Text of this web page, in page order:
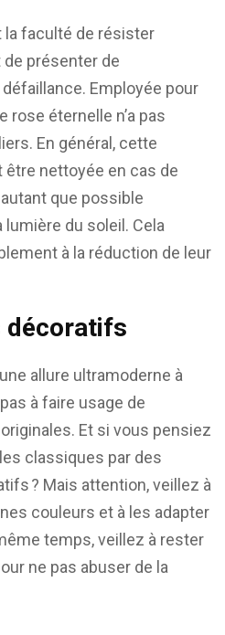
la faculté de résister
de présenter de
Employée pour
rose éternelle n’a pas
En général, cette
nettoyée en cas de
que possible
lumière du soleil. Cela
à la réduction de leur
décoratifs
allure ultramoderne à
à faire usage de
Et si vous pensiez
classiques par des
? Mais attention, veillez à
couleurs et à les adapter
temps, veillez à rester
ne pas abuser de la